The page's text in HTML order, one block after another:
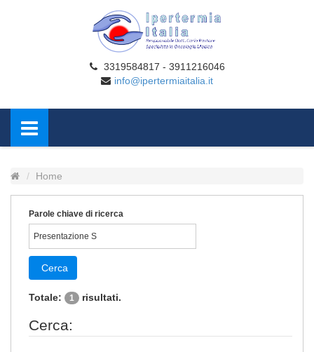
3319584817 - 3911216046
info@ipertermiaitalia.it
Home
Parole chiave di ricerca
Cerca
Totale: 1 risultati.
Cerca: